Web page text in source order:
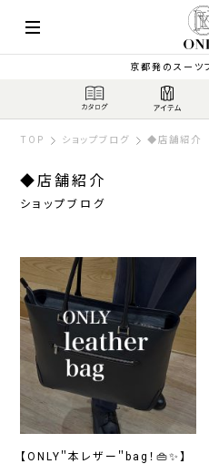
京都発のスーツ
TOP ショップブログ ◆店舗紹介
◆店舗紹介
ショップブログ
【ONLY＂本レザー＂bag！👜✨】